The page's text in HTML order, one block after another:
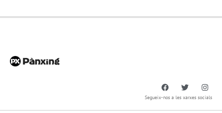
Segueix-nos a les xarxes socials